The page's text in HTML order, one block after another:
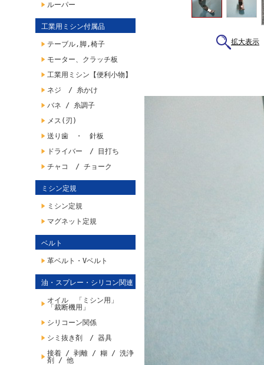
ルーパー
工業用ミシン付属品
テーブル,脚,椅子
モーター、クラッチ板
工業用ミシン【便利小物】
ネジ / 糸かけ
バネ / 糸調子
メス(刃)
送り歯 ・ 針板
ドライバー / 目打ち
チャコ / チョーク
ミシン定規
ミシン定規
マグネット定規
ベルト
革ベルト・Vベルト
油・スプレー・シリコン関連
オイル 「ミシン用」
「裁断機用」
シリコーン関係
シミ抜き剤 / 器具
接着 / 剥離 / 糊 / 洗浄
剤 / 他
拡大表示